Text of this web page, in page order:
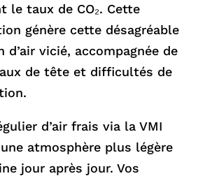
le taux de CO₂. Cette
génère cette désagréable
d’air vicié, accompagnée de
de tête et difficultés de
d’air frais via la VMI
atmosphère plus légère
jour après jour. Vos